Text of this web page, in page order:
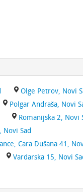
Olge Petrov, Novi
Polgar Andraša, Novi
Romanijska 2, Novi
Novi Sad
Cara Dušana 41,
Vardarska 15, Novi